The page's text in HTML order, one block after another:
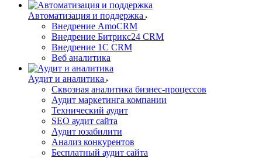
Автоматизация и поддержка
Внедрение AmoCRM
Внедрение Битрикс24 CRM
Внедрение 1C CRM
Веб аналитика
Аудит и аналитика
Сквозная аналитика бизнес-процессов
Аудит маркетинга компании
Технический аудит
SEO аудит сайта
Аудит юзабилити
Анализ конкурентов
Бесплатный аудит сайта